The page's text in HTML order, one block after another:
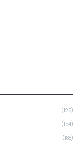
(125)
(154)
(188)